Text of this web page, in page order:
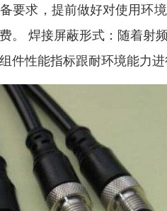
要求，提前做好对使用环
。 焊接屏蔽形式：随着射
件性能指标跟耐环境能力